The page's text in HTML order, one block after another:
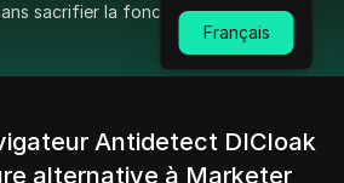
Français
sacrifier la fonctionnalité.
Antidetect DICloak
alternative à Marketer